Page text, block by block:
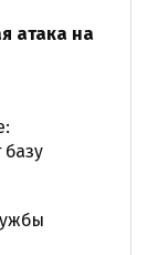
атака на